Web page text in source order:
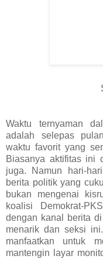
Waktu ternyaman
adalah selepas
waktu favorit yang
Biasanya aktifitas ini
juga. Namun hari-
berita politik yang
bukan mengenai
koalisi Demokrat-
dengan kanal berita
menarik dan seksi
manfaatkan untuk
mantengin layar